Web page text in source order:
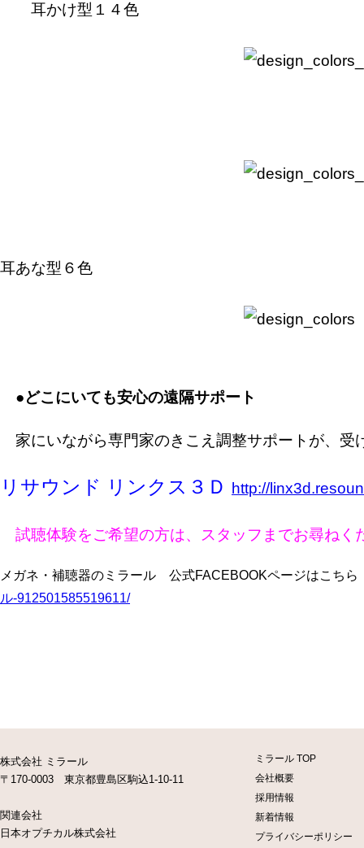
耳かけ型１４色
耳あな型６色
●どこにいても安心の遠隔サポート
家にいながら専門家のきこえ調整サポートが、受
リサウンド リンクス３Ｄ http://
試聴体験をご希望の方は、スタッフまでお尋ねく
メガネ・補聴器のミラール 公式FACEBOOKページはこちら
ル-912501585519611/
株式会社 ミラール
〒170-0003 東京都豊島区駒込1-10-11
関連会社
日本オプチカル株式会社
ミラール TOP
会社概要
採用情報
新着情報
プライバシーポリシー